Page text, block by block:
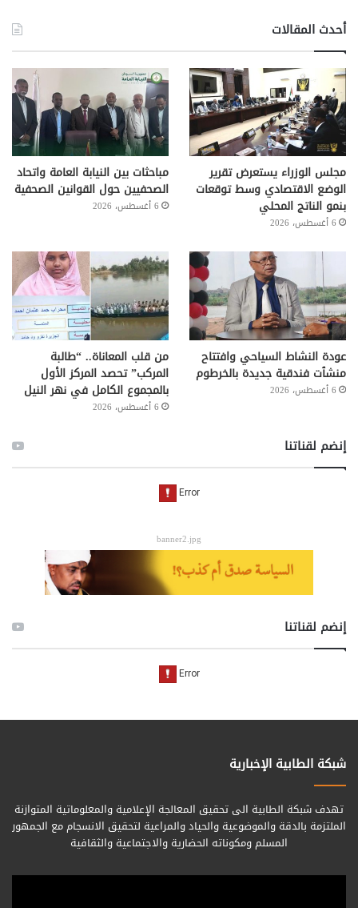
أحدث المقالات
مجلس الوزراء يستعرض تقرير
الوضع الاقتصادي وسط توقعات
بنمو الناتج المحلي
6 أغسطس، 2026
مباحثات بين النيابة العامة واتحاد
الصحفيين حول القوانين الصحفية
6 أغسطس، 2026
عودة النشاط السياحي وافتتاح
منشٱت فندقية جديدة بالخرطوم
6 أغسطس، 2026
من قلب المعاناة.. “طالبة
المركب” تحصد المركز الأول
بالمجموع الكامل في نهر النيل
6 أغسطس، 2026
إنضم لقناتنا
banner2.jpg
إنضم لقناتنا
شبكة الطابية الإخبارية
تهدف شبكة الطابية الى تحقيق المعالجة الإعلامية والمعلوماتية المتوازنة
الملتزمة بالدقة والموضوعية والحياد والمراعية لتحقيق الانسجام مع الجمهور
المسلم ومكوناته الحضارية والاجتماعية والثقافية